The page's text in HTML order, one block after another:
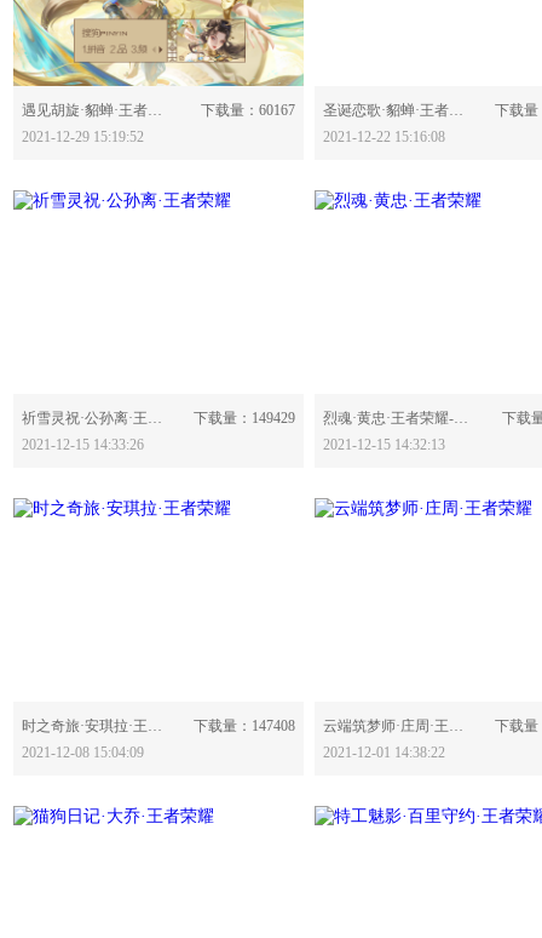
分享：
遇见胡旋·貂蝉·王者荣耀-623804
下载量：60167
2021-12-29 15:19:52
分享：
圣诞恋歌·貂蝉·王者荣耀-623648
下载量
2021-12-22 15:16:08
分享：
祈雪灵祝·公孙离·王者荣耀-623469
下载量：149429
2021-12-15 14:33:26
分享：
烈魂·黄忠·王者荣耀-623467
下载
2021-12-15 14:32:13
分享：
时之奇旅·安琪拉·王者荣耀-623277
下载量：147408
2021-12-08 15:04:09
分享：
云端筑梦师·庄周·王者荣耀-623129
下载量
2021-12-01 14:38:22